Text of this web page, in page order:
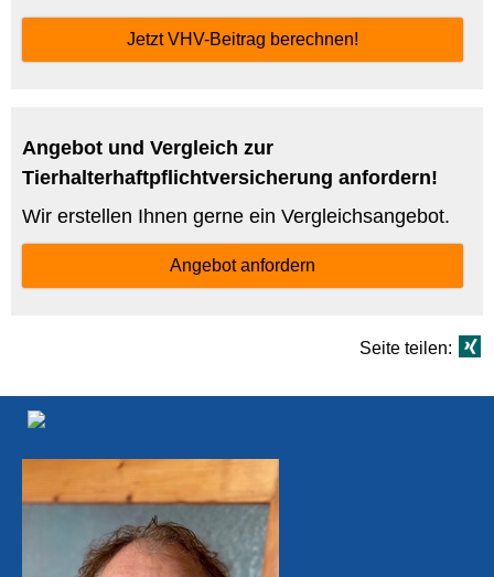
Jetzt VHV-Beitrag berechnen!
Angebot und Vergleich zur
Tierhalterhaftpflichtversicherung anfordern!
Wir erstellen Ihnen gerne ein Vergleichsangebot.
Angebot anfordern
Seite teilen: